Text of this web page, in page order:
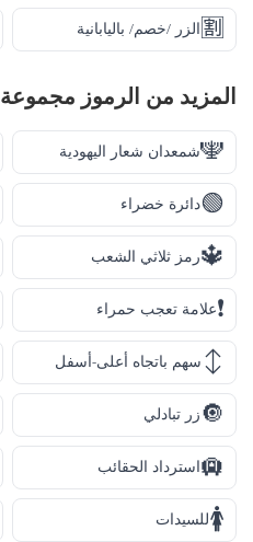
🈹 الزر /خصم/ باليابانية
المزيد من الرموز مجموعة
🕎شمعدان شعار اليهودية
🟢دائرة خضراء
🔱رمز ثلاثي الشعب
❗علامة تعجب حمراء
↕️ سهم باتجاه أعلى-أسفل
🔘زر تبادلي
🛄استرداد الحقائب
🚺للسيدات